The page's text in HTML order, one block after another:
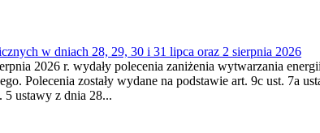
w dniach 28, 29, 30 i 31 lipca oraz 2 sierpnia 2026
2026 r. wydały polecenia zaniżenia wytwarzania
Polecenia zostały wydane na podstawie art. 9c ust. 7a
5 ustawy z dnia 28...